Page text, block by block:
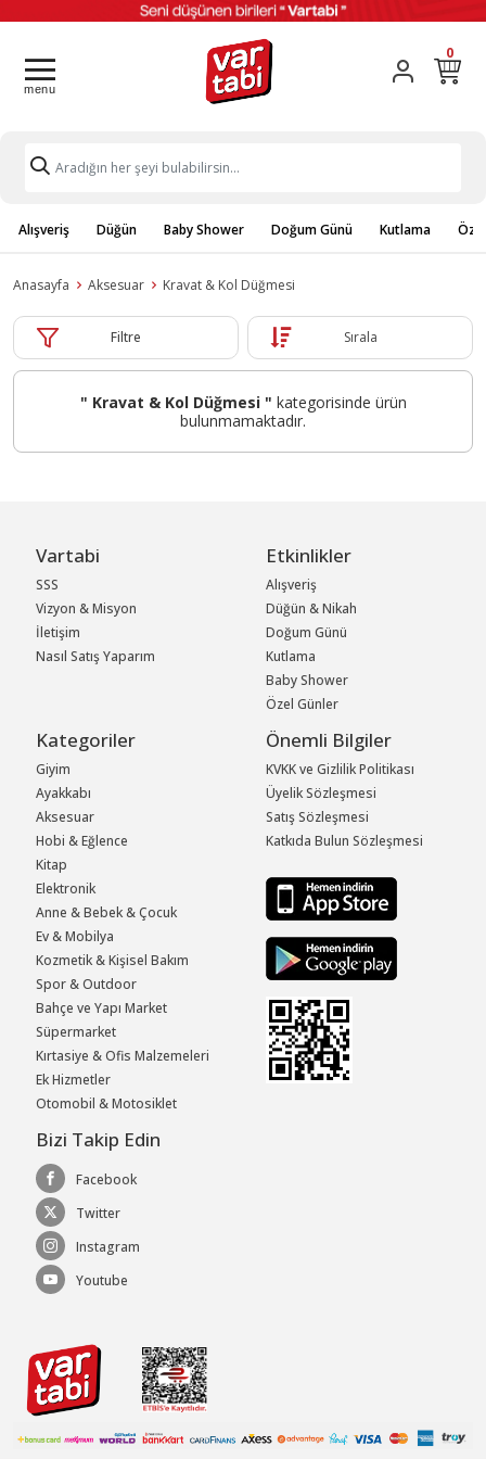
0
Alışveriş Düğün Baby Shower Doğum Günü Kutlama
Anasayfa Aksesuar Kravat & Kol Düğmesi
Filtre Sırala
" Kravat & Kol Düğmesi " kategorisinde ürün
bulunmamaktadır.
Vartabi
SSS
Vizyon & Misyon
İletişim
Nasıl Satış Yaparım
Etkinlikler
Alışveriş
Düğün & Nikah
Doğum Günü
Kutlama
Baby Shower
Özel Günler
Kategoriler
Giyim
Ayakkabı
Aksesuar
Hobi & Eğlence
Kitap
Elektronik
Anne & Bebek & Çocuk
Ev & Mobilya
Kozmetik & Kişisel Bakım
Spor & Outdoor
Bahçe ve Yapı Market
Süpermarket
Kırtasiye & Ofis Malzemeleri
Ek Hizmetler
Otomobil & Motosiklet
Önemli Bilgiler
KVKK ve Gizlilik Politikası
Üyelik Sözleşmesi
Satış Sözleşmesi
Katkıda Bulun Sözleşmesi
Bizi Takip Edin
Facebook
Twitter
Instagram
Youtube